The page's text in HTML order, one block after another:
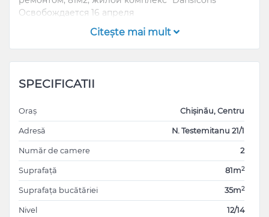
Освобождается 16 апреля
Citeşte mai mult
SPECIFICATII
Oraș Chișinău, Centru
Adresă N. Testemitanu 21/1
Număr de camere 2
Suprafață 81m2
Suprafața bucătăriei 35m2
Nivel 12/14